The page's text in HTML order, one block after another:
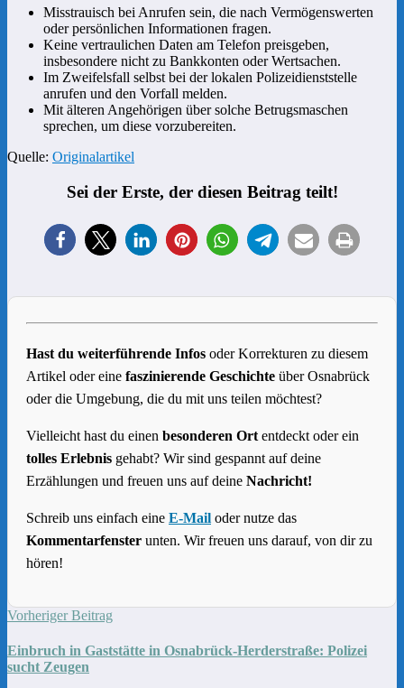
Misstrauisch bei Anrufen sein, die nach Vermögenswerten
oder persönlichen Informationen fragen.
Keine vertraulichen Daten am Telefon preisgeben,
insbesondere nicht zu Bankkonten oder Wertsachen.
Im Zweifelsfall selbst bei der lokalen Polizeidienststelle
anrufen und den Vorfall melden.
Mit älteren Angehörigen über solche Betrugsmaschen
sprechen, um diese vorzubereiten.
Quelle: Originalartikel
Sei der Erste, der diesen Beitrag teilt!
Hast du weiterführende Infos oder Korrekturen zu diesem
Artikel oder eine faszinierende Geschichte über Osnabrück
oder die Umgebung, die du mit uns teilen möchtest?
Vielleicht hast du einen besonderen Ort entdeckt oder ein
tolles Erlebnis gehabt? Wir sind gespannt auf deine
Erzählungen und freuen uns auf deine Nachricht!
Schreib uns einfach eine E-Mail oder nutze das
Kommentarfenster unten. Wir freuen uns darauf, von dir zu
hören!
Vorheriger Beitrag
Einbruch in Gaststätte in Osnabrück-Herderstraße: Polizei
sucht Zeugen